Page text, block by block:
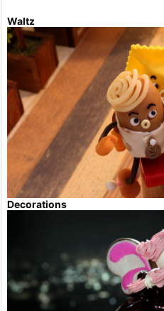
Waltz
Decorations